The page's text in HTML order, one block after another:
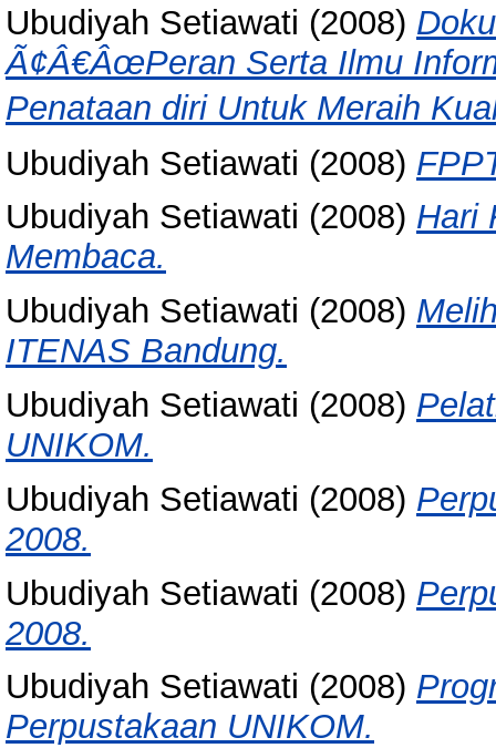
Ubudiyah Setiawati (2008)
Ã¢Â€ÂœPeran Serta Ilmu
Penataan diri Untuk Meraih
Ubudiyah Setiawati (2008)
Ubudiyah Setiawati (2008) Hari
Membaca.
Ubudiyah Setiawati (2008)
ITENAS Bandung.
Ubudiyah Setiawati (2008)
UNIKOM.
Ubudiyah Setiawati (2008)
2008.
Ubudiyah Setiawati (2008)
2008.
Ubudiyah Setiawati (2008)
Perpustakaan UNIKOM.